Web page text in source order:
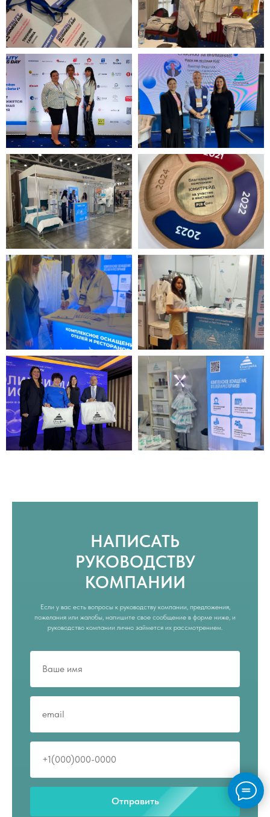
НАПИСАТЬ
РУКОВОДСТВУ
КОМПАНИИ
Если у вас есть вопросы к руководству компании, предложения,
пожелания или жалобы, напишите свое сообщение в форме ниже, и
руководство компании лично займется их рассмотрением.
Отправить